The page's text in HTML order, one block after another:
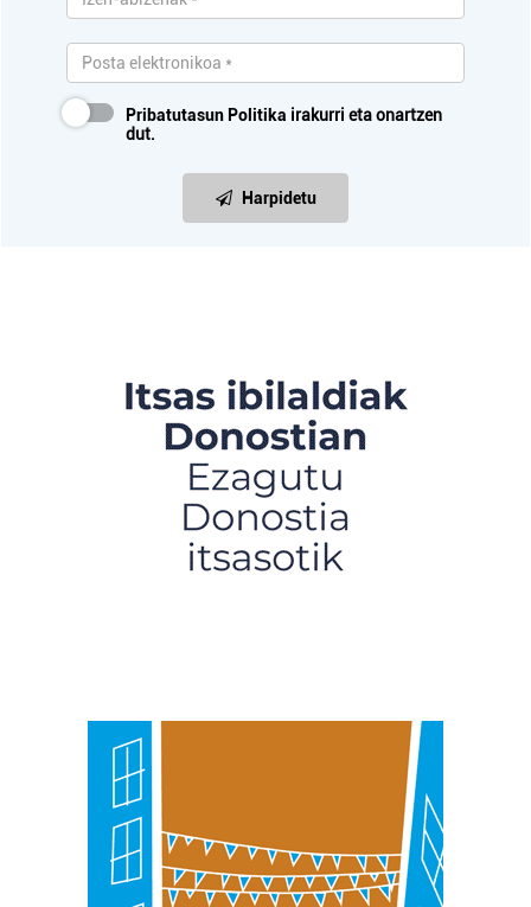
Pribatutasun Politika irakurri eta onartzen
dut.
Harpidetu